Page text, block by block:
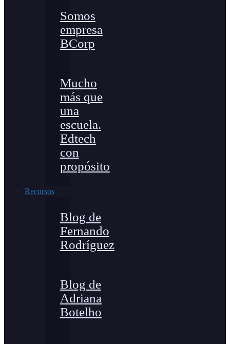
Somos
empresa
BCorp
Mucho
más que
una
escuela.
Edtech
con
propósito
Recursos
Blog de
Fernando
Rodríguez
Blog de
Adriana
Botelho